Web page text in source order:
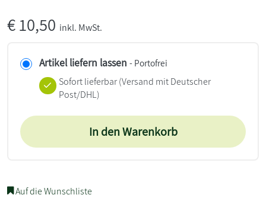
€10,50 inkl. MwSt.
Artikel liefern lassen - Portofrei
Sofort lieferbar(Versand mit Deutscher
Post/DHL)
In den Warenkorb
Auf die Wunschliste